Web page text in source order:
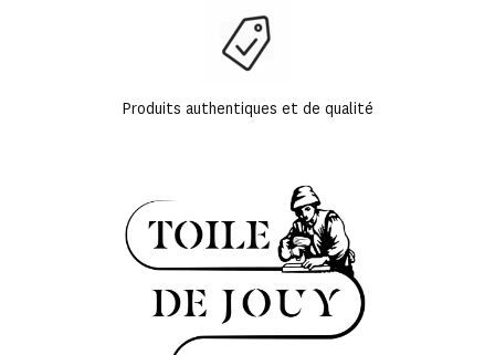
Produits authentiques et de qualité